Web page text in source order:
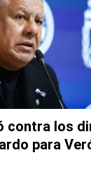
contra los
para